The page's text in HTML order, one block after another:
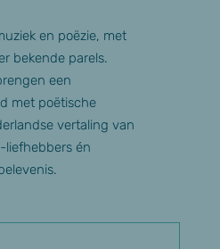
en poëzie, met
bekende parels.
een
met poëtische
vertaling van
liefhebbers én